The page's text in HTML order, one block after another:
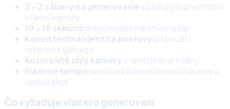
2 – 3 zábery na generovanie s plynulými prechodmi
v rámci kamery
10 – 15 sekúnd prepojeného naratívu na klip
Konzistentná identita postavy pri použití
referencií @Image
Rozmanité uhly kamery v rámci jednej scény
Riadené tempo prostredníctvom trvania záberov a
opisov akcií
Čo vyžaduje viacero generovaní